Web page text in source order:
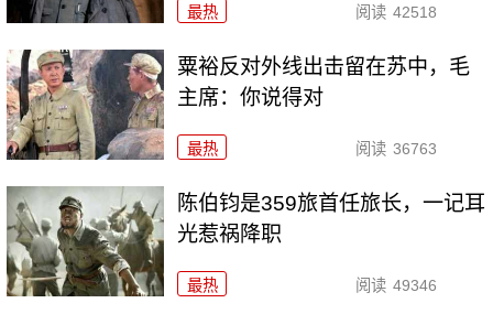
最热 阅读 42518
粟裕反对外线出击留在苏中，毛
主席：你说得对
最热 阅读 36763
陈伯钧是359旅首任旅长，一记耳
光惹祸降职
最热 阅读 49346